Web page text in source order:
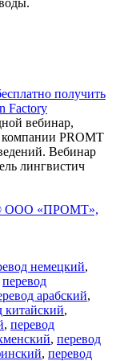
получить
Factory
вебинар,
PROMT
Вебинар
лингвистич
ООО «ПРОМТ»,
немецкий,
перевод
арабский,
китайский,
, перевод
, перевод
, перевод